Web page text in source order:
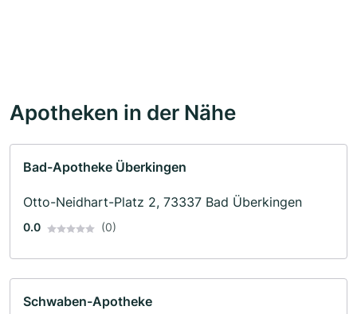
Apotheken in der Nähe
Bad-Apotheke Überkingen
Otto-Neidhart-Platz 2, 73337 Bad Überkingen
0.0 (0)
Schwaben-Apotheke